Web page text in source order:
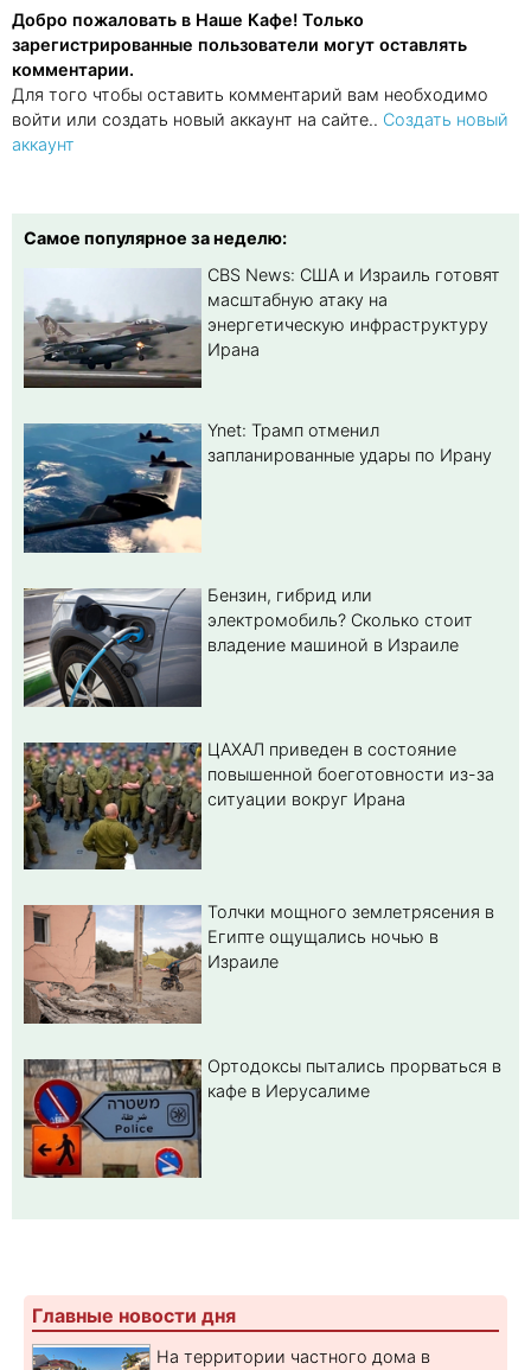
Добро пожаловать в Наше Кафе! Только
зарегистрированные пользователи могут оставлять
комментарии.
Для того чтобы оставить комментарий вам необходимо
войти или создать новый аккаунт на сайте.. Создать новый
аккаунт
Самое популярное за неделю:
CBS News: США и Израиль готовят
масштабную атаку на
энергетическую инфраструктуру
Ирана
Ynet: Трамп отменил
запланированные удары по Ирану
Бензин, гибрид или
электромобиль? Cколько стоит
владение машиной в Израиле
ЦАХАЛ приведен в состояние
повышенной боеготовности из-за
ситуации вокруг Ирана
Толчки мощного землетрясения в
Египте ощущались ночью в
Израиле
Ортодоксы пытались прорваться в
кафе в Иерусалиме
Главные новости дня
На территории частного дома в